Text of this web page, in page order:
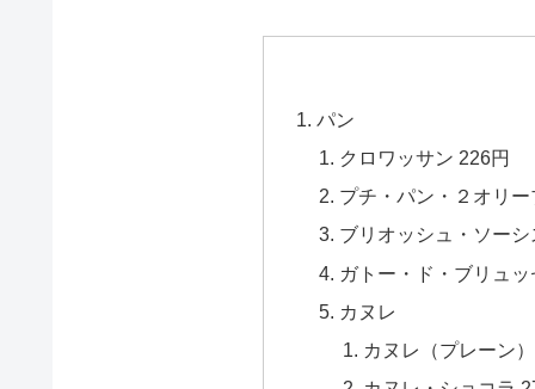
パン
クロワッサン 226円
プチ・パン・２オリ
ブリオッシュ・ソー
ガトー・ド・ブリュ
カヌレ
カヌレ（プレーン